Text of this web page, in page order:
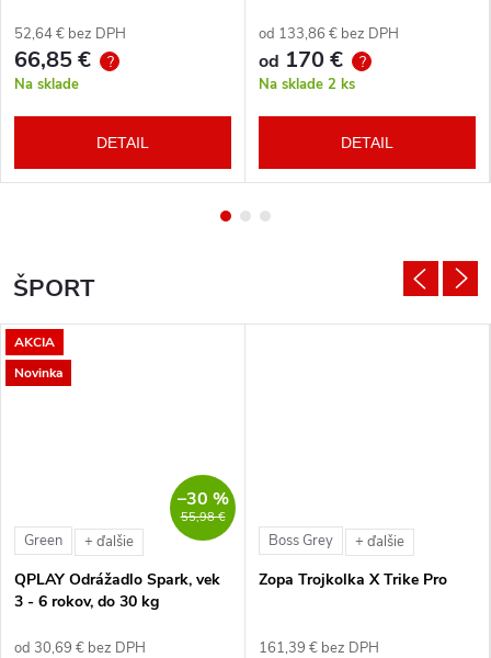
52,64 € bez DPH
66,85 € ?
Na sklade
DETAIL
od 133,86 € bez DPH
od 170 € ?
Na sklade 2 ks
DETAIL
ŠPORT
AKCIA
Novinka
55,98 €
–30 %
Green + ďalšie
QPLAY Odrážadlo Spark, vek
3 - 6 rokov, do 30 kg
od 30,69 € bez DPH
Boss Grey + ďalšie
Zopa Trojkolka X Trike Pro
161,39 € bez DPH